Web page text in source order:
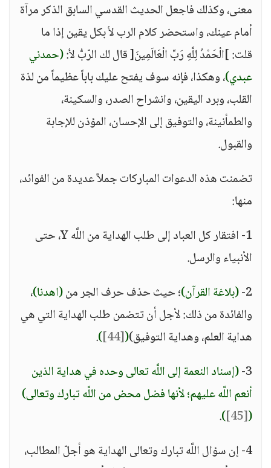
معنى، وكذلك فاجعل الحديث القدسي السابق الذكر مرآة
أمام عينك، واستحضر كلام الرب ﻷ بكل يقين إذا ما
قلت: ]الْحَمْدُ لِلَّهِ رَبِّ الْعَالَمِينَ[ قال لك الرّبُّ ﻷ:(حمدني
عبدي)، وهكذا، فإنه سوف يفتح عليك باباً عظيماً من لذة
القلب، وبرد اليقين، وانشراح الصدر، والسكينة،
والطمأنينة، والتوفيق إلى الإحسان، المؤذن للإجابة
والقبول.
تضمنت هذه الدعوات المباركات جملاً عديدة من الفوائد،
منها:
1- افتقار كل العباد إلى طلب الهداية من اللَّه Y، حتى
الأنبياء والرسل.
2- (بلاغة القرآن)؛ حيث حذف حرف الجر من(اهدنا)،
والفائدة من ذلك: لأجل أن تتضمن طلب الهداية التي هي
هداية العلم، وهداية التوفيق)(
[44]
)
.
3- (إسناد النعمة إلى اللَّه تعالى وحده في هداية الذين
أنعم اللَّه عليهم؛ لأنها فضل محض من اللَّه تبارك وتعالى)
(
[45]
)
.
4- إن سؤال اللَّه تبارك وتعالى الهداية هو أجلّ المطالب،